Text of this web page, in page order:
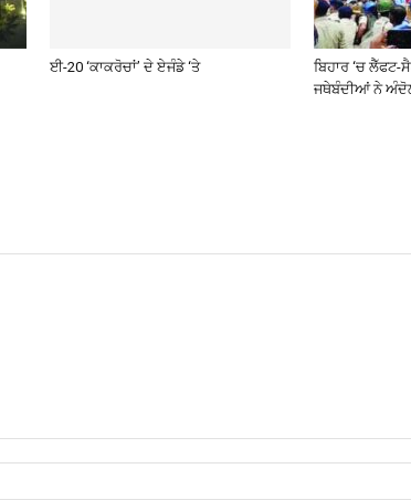
ਈ-20 ‘ਕਾਕਰੋਚਾਂ’ ਦੇ ਏਜੰਡੇ ‘ਤੇ
ਬਿਹਾਰ ‘ਚ
ਜਥੇਬੰਦੀਆਂ ਨੇ